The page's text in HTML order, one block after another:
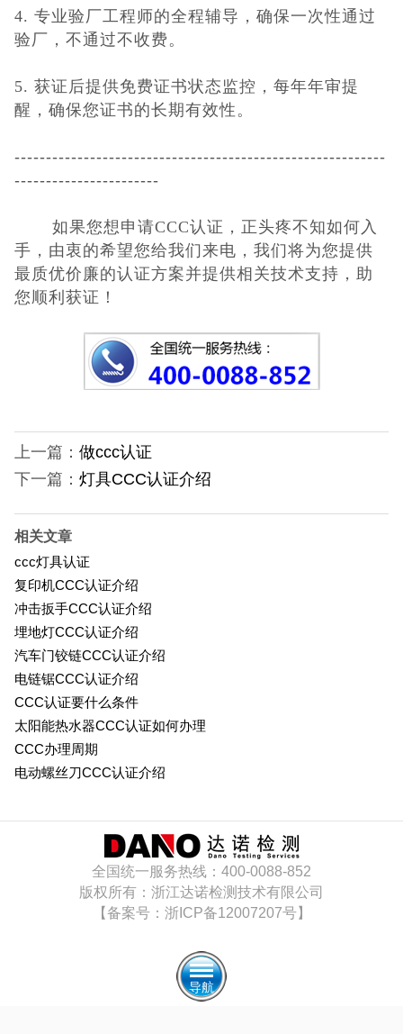
4. 专业验厂工程师的全程辅导，确保一次性通过
验厂，不通过不收费。
5. 获证后提供免费证书状态监控，每年年审提
醒，确保您证书的长期有效性。
-----------------------------------------------------------
-----------------------
如果您想申请CCC认证，正头疼不知如何入
手，由衷的希望您给我们来电，我们将为您提供
最质优价廉的认证方案并提供相关技术支持，助
您顺利获证！
上一篇： 做ccc认证
下一篇： 灯具CCC认证介绍
相关文章
ccc灯具认证
复印机CCC认证介绍
冲击扳手CCC认证介绍
埋地灯CCC认证介绍
汽车门铰链CCC认证介绍
电链锯CCC认证介绍
CCC认证要什么条件
太阳能热水器CCC认证如何办理
CCC办理周期
电动螺丝刀CCC认证介绍
全国统一服务热线：400-0088-852
版权所有：浙江达诺检测技术有限公司
【备案号：浙ICP备12007207号】
导航